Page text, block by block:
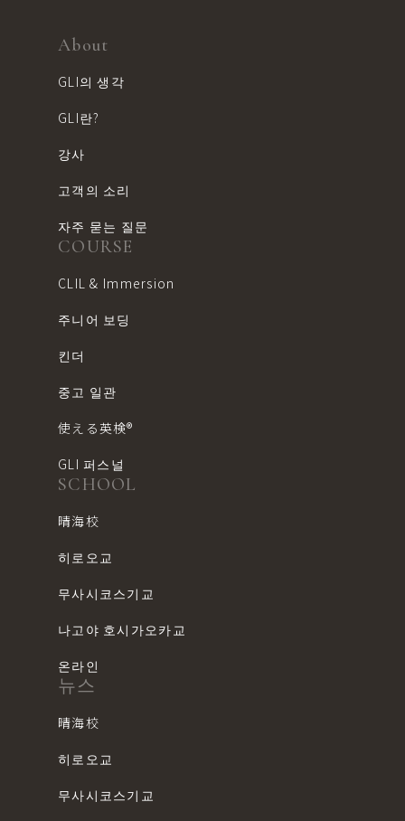
About
GLI의 생각
GLI란?
강사
고객의 소리
자주 묻는 질문
COURSE
CLIL & Immersion
주니어 보딩
킨더
중고 일관
使える英検®︎
GLI 퍼스널
SCHOOL
晴海校
히로오교
무사시코스기교
나고야 호시가오카교
온라인
뉴스
晴海校
히로오교
무사시코스기교